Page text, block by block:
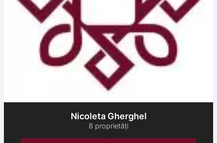
Nicoleta Gherghel
8 proprietăți